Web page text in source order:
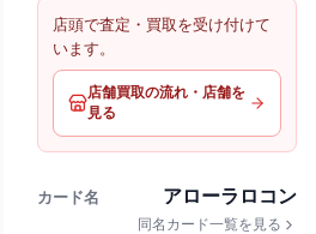
店頭で査定・買取を受け付けて
います。
店舗買取の流れ・店舗を
見る
カード名 アローラロコン
同名カード一覧を見る